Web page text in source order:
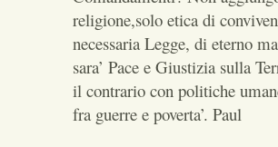
religione,solo etica di
necessaria Legge, di eterno
sara’ Pace e Giustizia sulla
il contrario con politiche
fra guerre e poverta’. Paul